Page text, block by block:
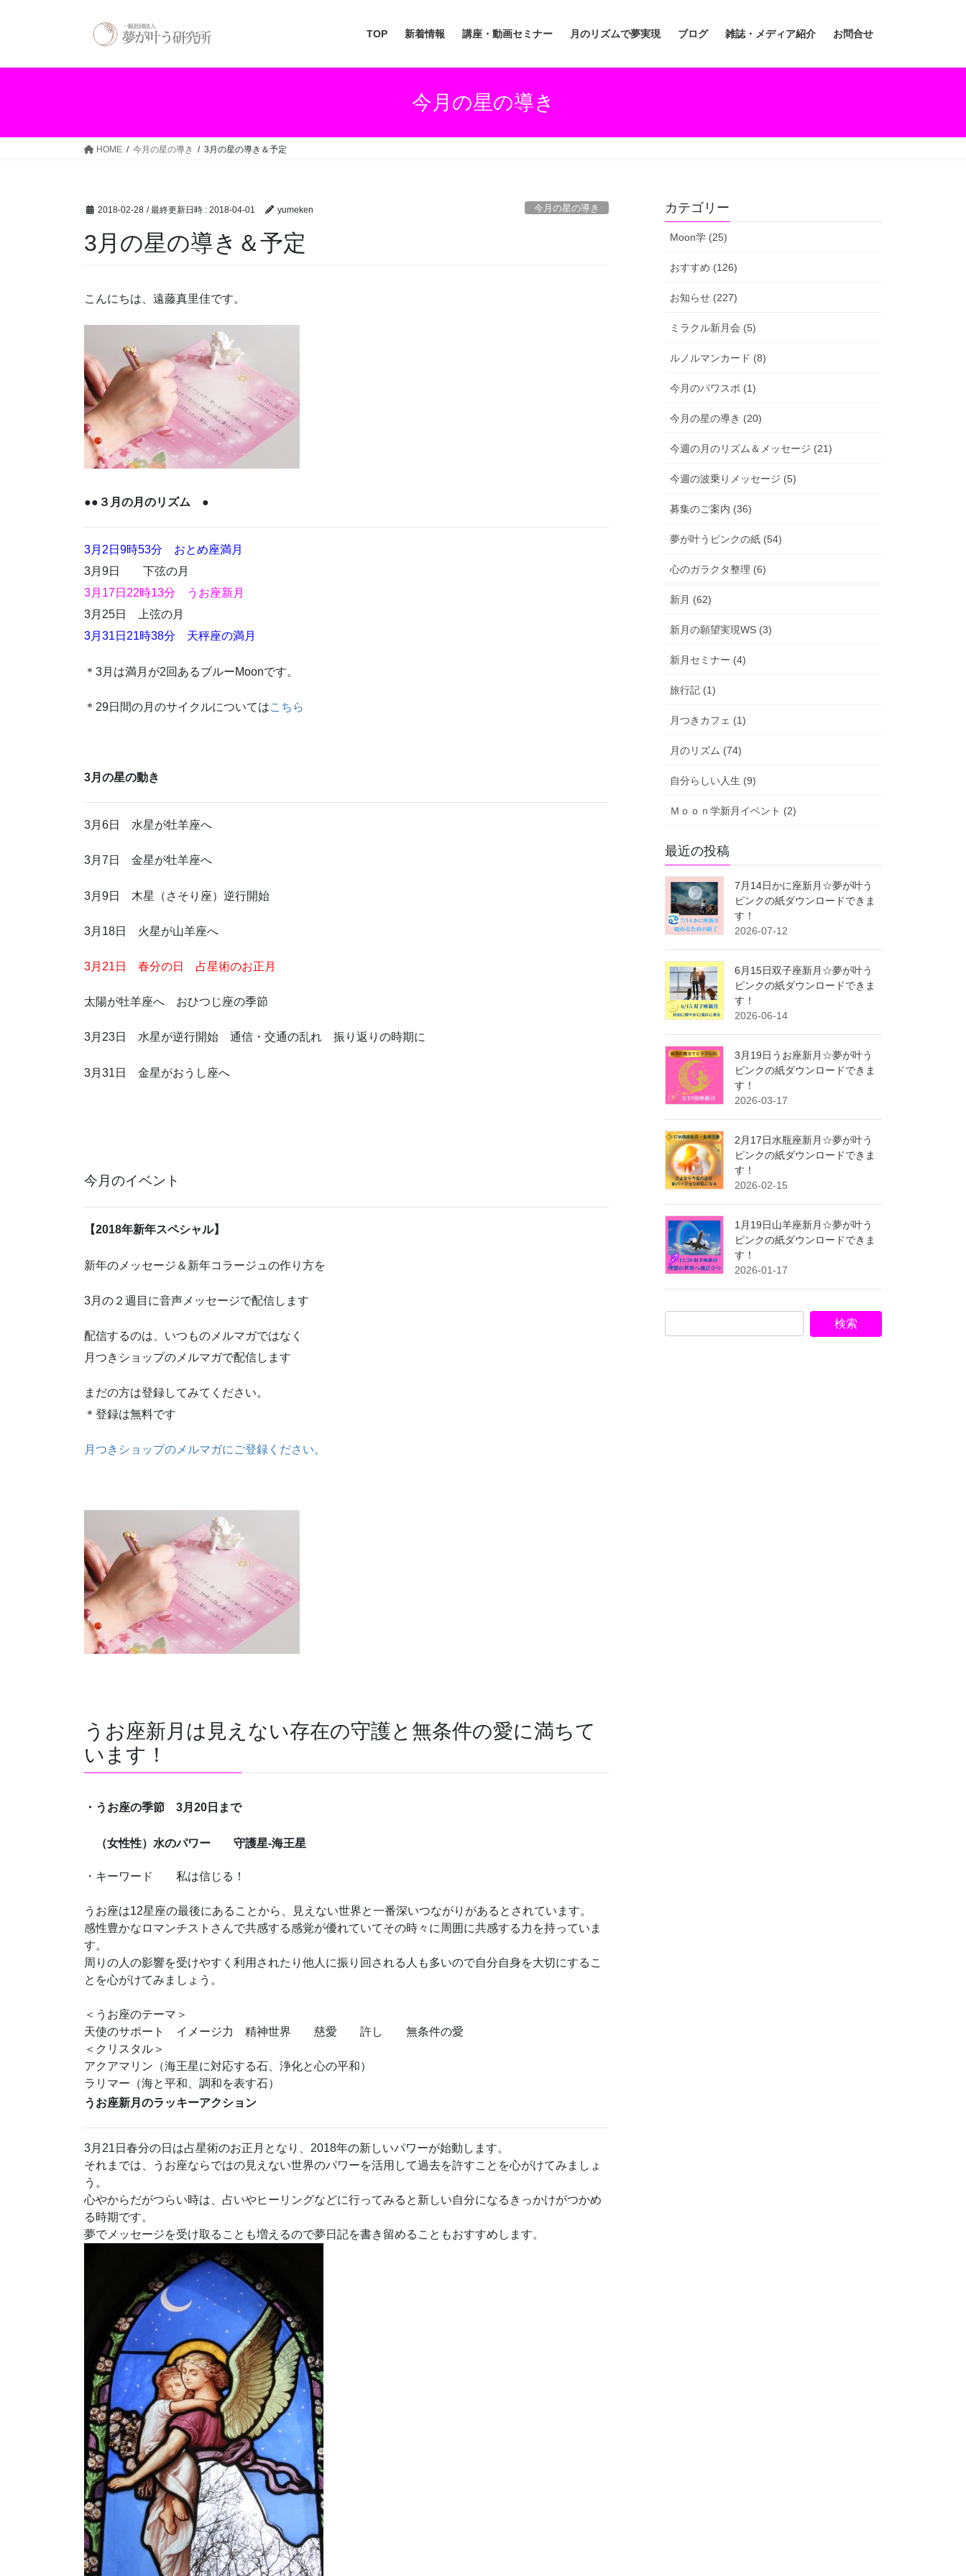
TOP 新着情報 講座・動画セミナー 月のリズムで夢実現 ブログ 雑誌・メディア紹介 お問合せ
今月の星の導き
HOME 今月の星の導き 3月の星の導き＆予定
2018-02-28 / 最終更新日時 : 2018-04-01 yumeken 今月の星の導き
3月の星の導き＆予定
こんにちは、遠藤真里佳です。
●●３月の月のリズム ●
3月2日9時53分 おとめ座満月
3月9日 下弦の月
3月17日22時13分 うお座新月
3月25日 上弦の月
3月31日21時38分 天秤座の満月
＊3月は満月が2回あるブルーMoonです。
＊29日間の月のサイクルについてはこちら
3月の星の動き
3月6日 水星が牡羊座へ
3月7日 金星が牡羊座へ
3月9日 木星（さそり座）逆行開始
3月18日 火星が山羊座へ
3月21日 春分の日 占星術のお正月
太陽が牡羊座へ おひつじ座の季節
3月23日 水星が逆行開始 通信・交通の乱れ 振り返りの時期に
3月31日 金星がおうし座へ
今月のイベント
【2018年新年スペシャル】
新年のメッセージ＆新年コラージュの作り方を
3月の２週目に音声メッセージで配信します
配信するのは、いつものメルマガではなく
月つきショップのメルマガで配信します
まだの方は登録してみてください。
＊登録は無料です
月つきショップのメルマガにご登録ください。
うお座新月は見えない存在の守護と無条件の愛に満ちて
います！
・うお座の季節 3月20日まで
（女性性）水のパワー 守護星-海王星
・キーワード 私は信じる！
うお座は12星座の最後にあることから、見えない世界と一番深いつながりがあるとされています。
感性豊かなロマンチストさんで共感する感覚が優れていてその時々に周囲に共感する力を持っていま
す。
周りの人の影響を受けやすく利用されたり他人に振り回される人も多いので自分自身を大切にするこ
とを心がけてみましょう。
＜うお座のテーマ＞
天使のサポート イメージ力 精神世界 慈愛 許し 無条件の愛
＜クリスタル＞
アクアマリン（海王星に対応する石、浄化と心の平和）
ラリマー（海と平和、調和を表す石）
うお座新月のラッキーアクション
3月21日春分の日は占星術のお正月となり、2018年の新しいパワーが始動します。
それまでは、うお座ならではの見えない世界のパワーを活用して過去を許すことを心がけてみましょ
う。
心やからだがつらい時は、占いやヒーリングなどに行ってみると新しい自分になるきっかけがつかめ
る時期です。
夢でメッセージを受け取ることも増えるので夢日記を書き留めることもおすすめします。
カテゴリー
Moon学 (25)
おすすめ (126)
お知らせ (227)
ミラクル新月会 (5)
ルノルマンカード (8)
今月のパワスポ (1)
今月の星の導き (20)
今週の月のリズム＆メッセージ (21)
今週の波乗りメッセージ (5)
募集のご案内 (36)
夢が叶うピンクの紙 (54)
心のガラクタ整理 (6)
新月 (62)
新月の願望実現WS (3)
新月セミナー (4)
旅行記 (1)
月つきカフェ (1)
月のリズム (74)
自分らしい人生 (9)
Ｍｏｏｎ学新月イベント (2)
最近の投稿
7月14日かに座新月☆夢が叶う
ピンクの紙ダウンロードできま
す！
2026-07-12
6月15日双子座新月☆夢が叶う
ピンクの紙ダウンロードできま
す！
2026-06-14
3月19日うお座新月☆夢が叶う
ピンクの紙ダウンロードできま
す！
2026-03-17
2月17日水瓶座新月☆夢が叶う
ピンクの紙ダウンロードできま
す！
2026-02-15
1月19日山羊座新月☆夢が叶う
ピンクの紙ダウンロードできま
す！
2026-01-17